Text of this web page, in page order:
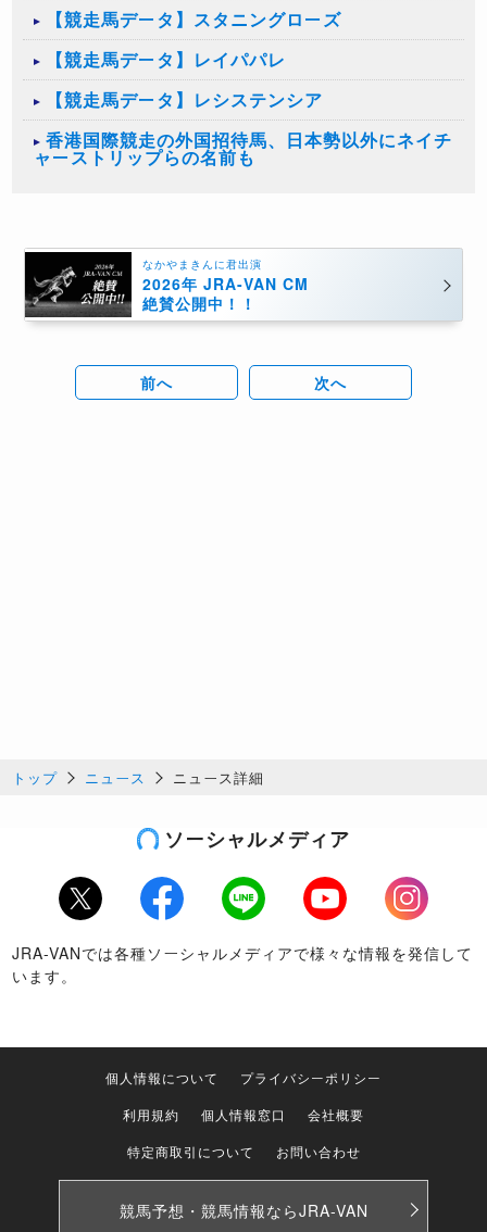
【競走馬データ】スタニングローズ
【競走馬データ】レイパパレ
【競走馬データ】レシステンシア
香港国際競走の外国招待馬、日本勢以外にネイチ
ャーストリップらの名前も
なかやまきんに君出演
2026年 JRA-VAN CM
絶賛公開中！！
前へ 次へ
トップ ニュース ニュース詳細
ソーシャルメディア
Twitter Facebook LINE Youtube
Instagram
JRA-VANでは各種ソーシャルメディアで様々な情報を発信して
います。
個人情報について
プライバシーポリシー
利用規約
個人情報窓口
会社概要
特定商取引について
お問い合わせ
競馬予想・競馬情報ならJRA-VAN